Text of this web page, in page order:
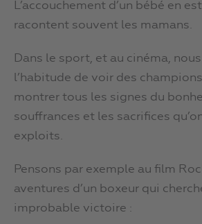
L’accouchement d’un bébé en
racontent souvent les mamans.
Dans le sport, et au cinéma,
l’habitude de voir des
montrer tous les signes du
souffrances et les sacrifices
exploits.
Pensons par exemple au film
aventures d’un boxeur qui
improbable victoire :